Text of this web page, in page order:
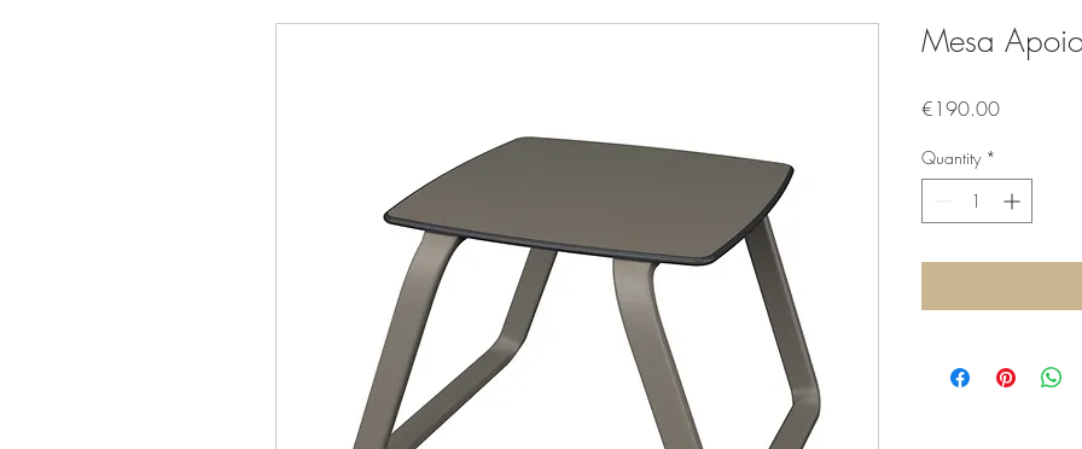
Mesa
€190.00Price
Quantity *